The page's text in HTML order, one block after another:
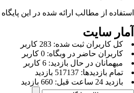
استفاده از مطالب ارائه شده در این
آمار سایت
كل کاربران ثبت شده: 283 کاربر
کاربران حاضر در وبگاه: 0 کاربر
ميهمانان در حال بازديد: 6 کاربر
تمام بازديد‌ها: 517137 بازدید
بازديد 24 ساعت قبل: 660 بازدید